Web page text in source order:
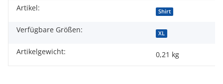
Produkteigenschaft
Wert
Artikel: Shirt
Verfügbare Größen: XL
Artikelgewicht: 0,21 kg